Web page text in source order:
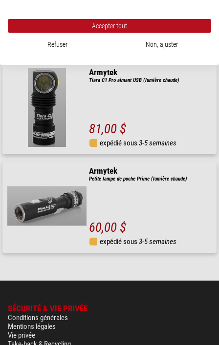
75,00 $
3-5 semaines
Armytek
Tiara C1 Pro aimant USB (lumière chaude)
81,00 $
expédié sous3-5 semaines
Armytek
Petite lampe de poche Prime (lumière chaude)
60,00 $
expédié sous3-5 semaines
SÉCURITÉ & VIE PRIVÉE
Conditions générales
Mentions légales
Vie privée
Accepter tout
Refuser Non, ajuster